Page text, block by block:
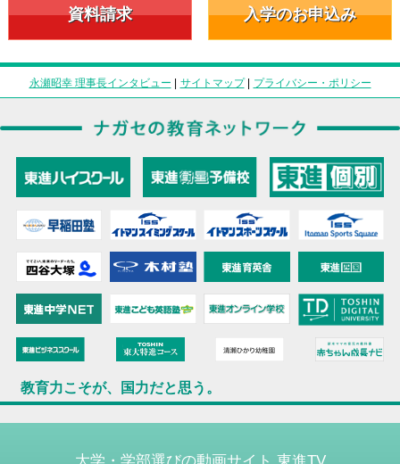
資料請求 入学のお申込み
永瀬昭幸 理事長インタビュー | サイトマップ| プライバシー・ポリシー
教育力こそが、国力だと思う。